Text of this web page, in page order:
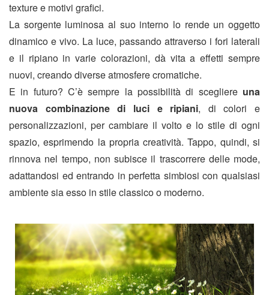
texture e motivi grafici.
La sorgente luminosa al suo interno lo rende un oggetto
dinamico e vivo. La luce, passando attraverso i fori laterali
e il ripiano in varie colorazioni, dà vita a effetti sempre
nuovi, creando diverse atmosfere cromatiche.
E in futuro? C’è sempre la possibilità di scegliere una
nuova combinazione di luci e ripiani, di colori e
personalizzazioni, per cambiare il volto e lo stile di ogni
spazio, esprimendo la propria creatività. Tappo, quindi, si
rinnova nel tempo, non subisce il trascorrere delle mode,
adattandosi ed entrando in perfetta simbiosi con qualsiasi
ambiente sia esso in stile classico o moderno.